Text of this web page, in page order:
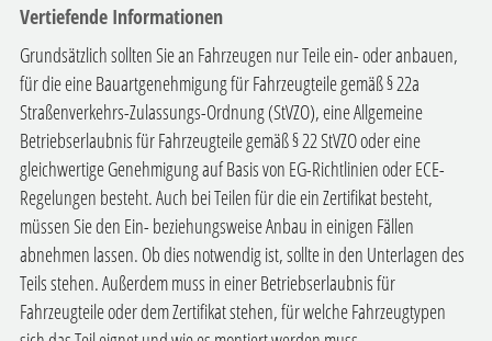
Vertiefende Informationen
Grundsätzlich sollten Sie an Fahrzeugen nur Teile ein- oder anbauen,
für die eine Bauartgenehmigung für Fahrzeugteile gemäß § 22a
Straßenverkehrs-Zulassungs-Ordnung (StVZO), eine Allgemeine
Betriebserlaubnis für Fahrzeugteile gemäß § 22 StVZO oder eine
gleichwertige Genehmigung auf Basis von EG-Richtlinien oder ECE-
Regelungen besteht. Auch bei Teilen für die ein Zertifikat besteht,
müssen Sie den Ein- beziehungsweise Anbau in einigen Fällen
abnehmen lassen. Ob dies notwendig ist, sollte in den Unterlagen des
Teils stehen. Außerdem muss in einer Betriebserlaubnis für
Fahrzeugteile oder dem Zertifikat stehen, für welche Fahrzeugtypen